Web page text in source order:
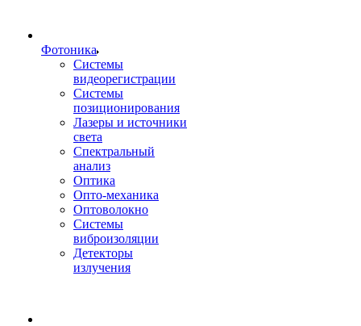
Фотоника
Cистемы
видеорегистрации
Системы
позиционирования
Лазеры и источники
света
Спектральный
анализ
Оптика
Опто-механика
Оптоволокно
Системы
виброизоляции
Детекторы
излучения